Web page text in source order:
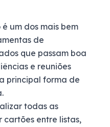
um dos mais bem
de
que passam boa
e reuniões
principal forma de
todas as
cartões entre listas,